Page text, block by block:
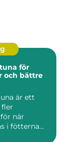
för
och bättre
är ett
när
i fötterna